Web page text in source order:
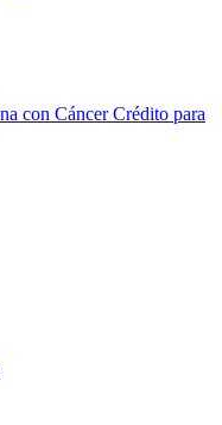
Crédito para